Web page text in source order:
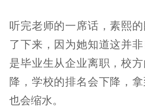
听完老师的一席话，素熙
了下来，因为她知道这并
是毕业生从企业离职，校
降，学校的排名会下降，
也会缩水。